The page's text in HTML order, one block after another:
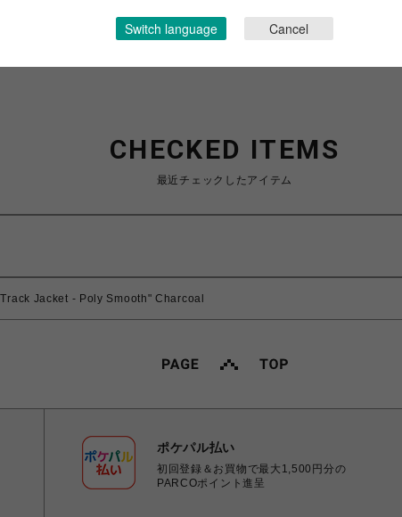
ショップお問い合わせはこちら
CHECKED ITEMS
最近チェックしたアイテム
Jacket - Poly Smooth" Charcoal
ポケパル払い
初回登録＆お買物で最大1,500円分の
PARCOポイント進呈
Switch language Cancel